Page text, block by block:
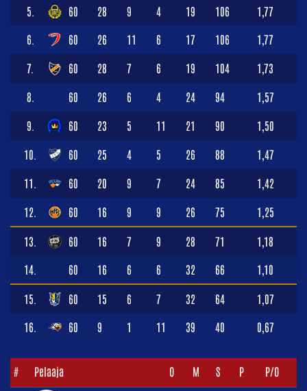
5. 60 28 9 4 19 106 1,77
6. 60 26 11 6 17 106 1,77
7. 60 28 7 6 19 104 1,73
8. 60 26 6 4 24 94 1,57
9. 60 23 5 11 21 90 1,50
10. 60 25 4 5 26 88 1,47
11. 60 20 9 7 24 85 1,42
12. 60 16 9 9 26 75 1,25
13. 60 16 7 9 28 71 1,18
14. 60 16 6 6 32 66 1,10
15. 60 15 6 7 32 64 1,07
16. 60 9 1 11 39 40 0,67
# Pelaaja O M S P P/O